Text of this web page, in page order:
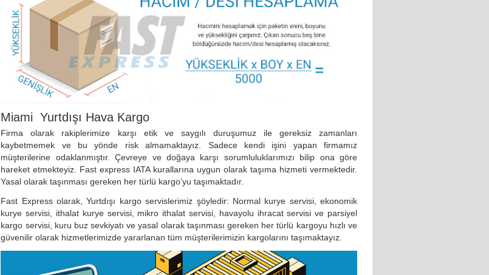
Miami Yurtdışı Hava Kargo
Firma olarak rakiplerimize karşı etik ve saygılı duruşumuz ile gereksiz zamanları
kaybetmemek ve bu yönde risk almamaktayız. Sadece kendi işini yapan firmamız
müşterilerine odaklanmıştır. Çevreye ve doğaya karşı sorumluluklarımızı bilip ona göre
hareket etmekteyiz. Fast express IATA kurallarına uygun olarak taşıma hizmeti vermektedir.
Yasal olarak taşınması gereken her türlü kargo’yu taşımaktadır.
Fast Express olarak, Yurtdışı kargo servislerimiz şöyledir: Normal kurye servisi, ekonomik
kurye servisi, ithalat kurye servisi, mikro ithalat servisi, havayolu ihracat servisi ve parsiyel
kargo servisi, kuru buz sevkiyatı ve yasal olarak taşınması gereken her türlü kargoyu hızlı ve
güvenilir olarak hizmetlerimizde yararlanan tüm müşterilerimizin kargolarını taşımaktayız.